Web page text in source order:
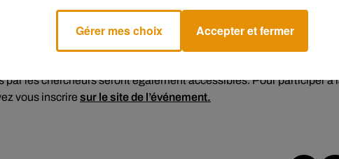
les chercheurs seront également accessibles. Pour participer à
vous inscrire sur le site de l’événement.
Gérer mes choix Accepter et fermer